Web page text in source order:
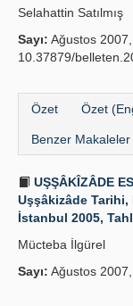
Selahattin Satılmış
Sayı: Ağustos
10.37879/
Özet Özet
Benzer Makaleler
UŞŞÂKÎZÂDE
Uşşâkizâde Tarihi,
İstanbul 2005,
Mücteba İlgürel
Sayı: Ağustos